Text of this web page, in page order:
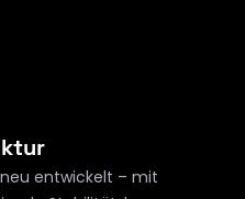
entwickelt – mit